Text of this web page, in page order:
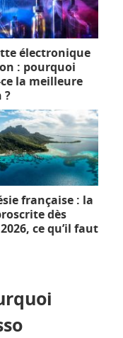
électronique
: pourquoi
la meilleure
?
française : la
dès
ce qu’il faut